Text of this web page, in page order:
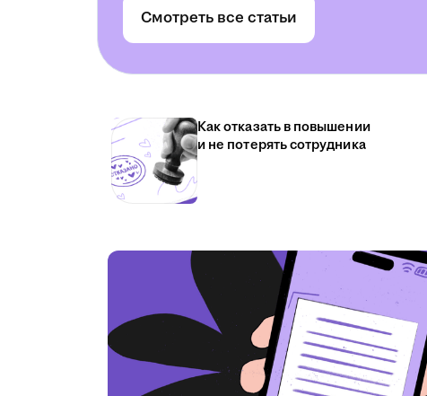
Смотреть все статьи
Как отказать в повышении
и не потерять сотрудника